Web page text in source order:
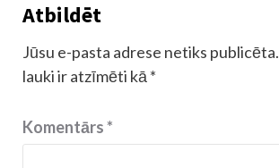
Atbildēt
Jūsu e-pasta adrese netiks publicēta.
lauki ir atzīmēti kā *
Komentārs*